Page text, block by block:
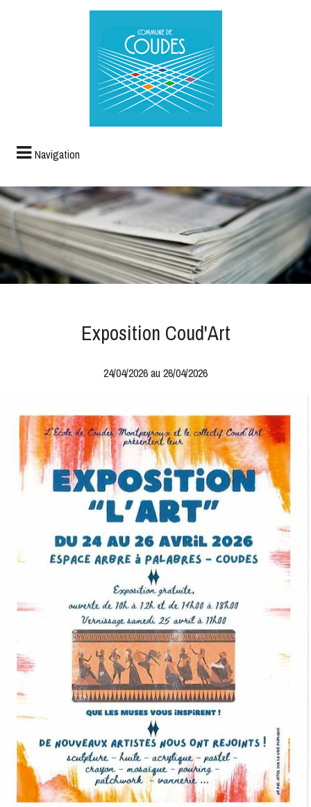
Navigation
Exposition Coud'Art
24/04/2026 au 26/04/2026